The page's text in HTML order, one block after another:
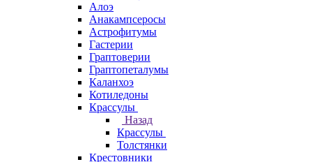
Алоэ
Анакампсеросы
Астрофитумы
Гастерии
Граптоверии
Граптопеталумы
Каланхоэ
Котиледоны
Крассулы
Назад
Крассулы
Толстянки
Крестовники